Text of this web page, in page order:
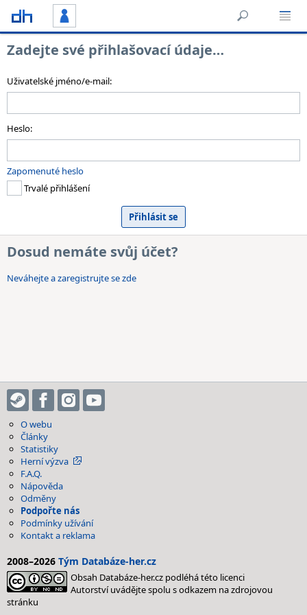
Zadejte své přihlašovací údaje…
Uživatelské jméno/e-mail:
Heslo:
Zapomenuté heslo
Trvalé přihlášení
Dosud nemáte svůj účet?
Neváhejte a zaregistrujte se zde
O webu
Články
Statistiky
Herní výzva
F.A.Q.
Nápověda
Odměny
Podpořte nás
Podmínky užívání
Kontakt a reklama
2008–2026 Tým Databáze-her.cz
Obsah Databáze-her.cz podléhá této licenci
Autorství uvádějte spolu s odkazem na zdrojovou
stránku